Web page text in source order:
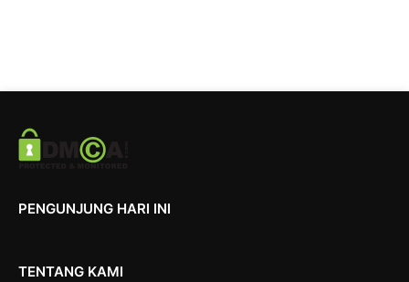
PENGUNJUNG HARI INI
TENTANG KAMI